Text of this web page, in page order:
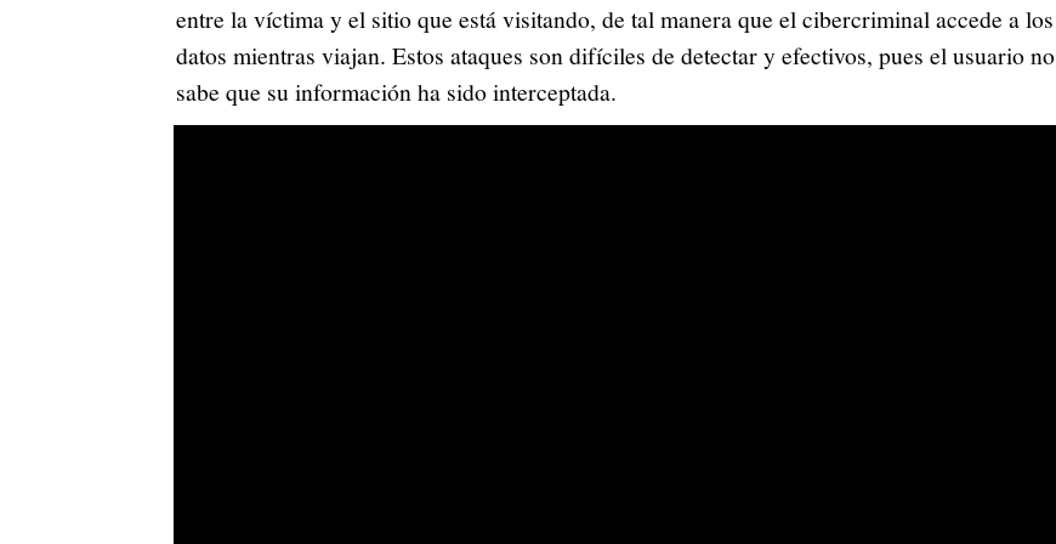
entre la víctima y el sitio que está visitando, de tal manera que el cibercriminal accede a los
datos mientras viajan. Estos ataques son difíciles de detectar y efectivos, pues el usuario no
sabe que su información ha sido interceptada.